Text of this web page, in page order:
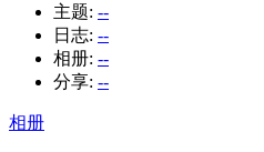
主题: --
日志: --
相册: --
分享: --
相册